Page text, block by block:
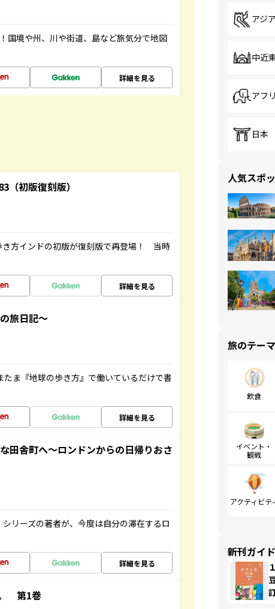
国境や州、川や街道、島など旅気分で地図
詳細を見る
（初版復刻版）
方インドの初版が復刻版で再登場！ 当時
詳細を見る
旅日記～
ま『地球の歩き方』で働いているだけで書
詳細を見る
田舎町へ～ロンドンからの日帰りおさ
リーズの著者が、今度は自分の滞在するロ
詳細を見る
第1巻
アジア
中近
アフ
日本
人気スポ
旅のテーマ
飲食
イベント・
観戦
アクティビテ
新刊ガイ